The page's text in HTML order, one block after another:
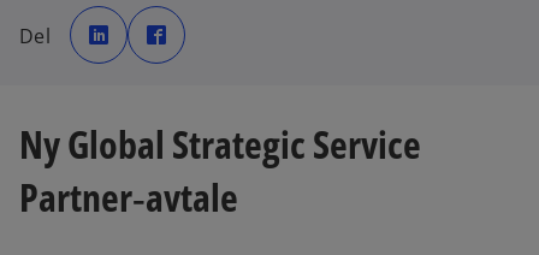
Del
o
p
e
n
e
w
b
p
e
n
e
w
a
b
Ny Global Strategic Service
Partner‑avtale